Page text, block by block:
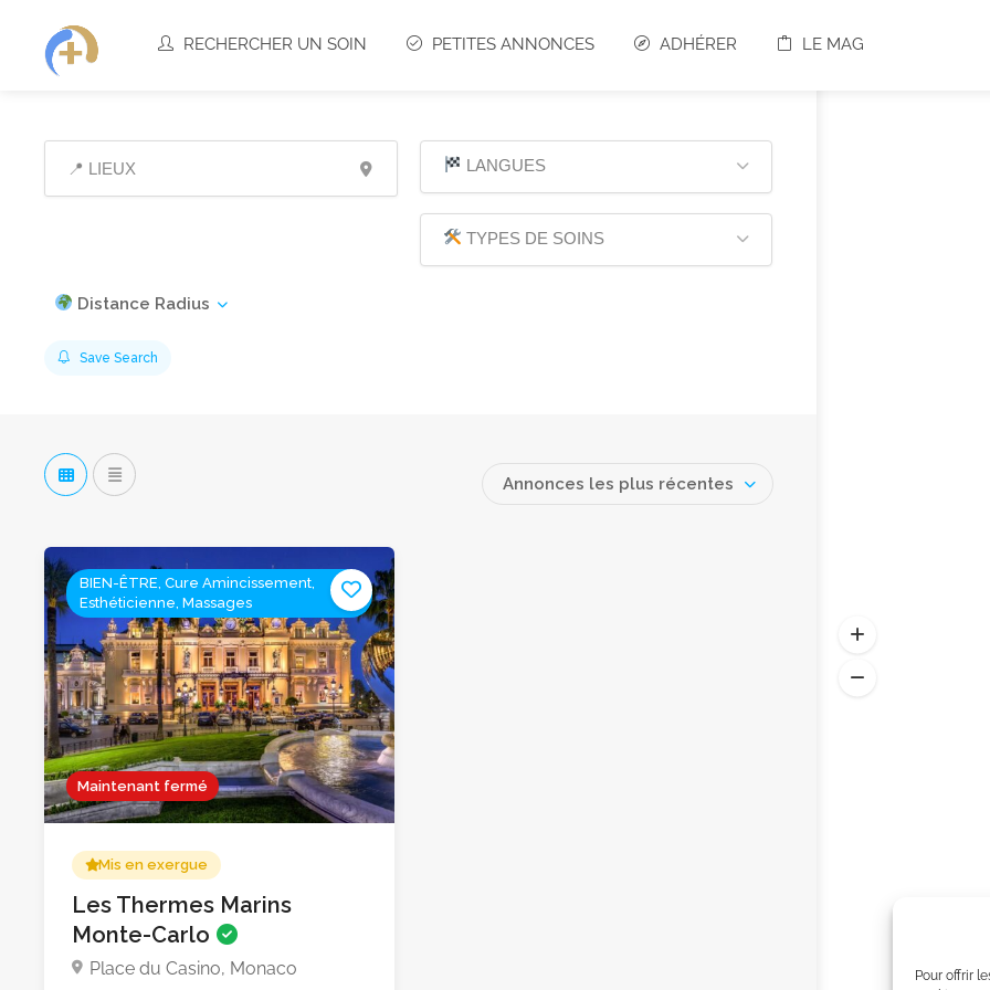
Pour offrir
RECHERCHER UN SOIN PETITES ANNONCES ADHÉRER LE MAG
LANGUES
TYPES DE SOINS
Distance Radius
Save Search
Annonces les plus récentes
Maintenant fermé
BIEN-ÊTRE, Cure Amincissement,
Esthéticienne, Massages
Mis en exergue
Les Thermes Marins
Monte-Carlo
Place du Casino, Monaco